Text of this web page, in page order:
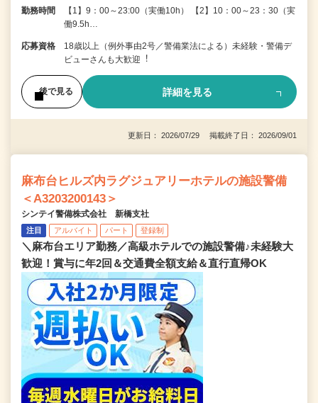
勤務時間
【1】9：00～23:00（実働10h） 【2】10：00～23：30（実
働9.5h…
応募資格
18歳以上（例外事由2号／警備業法による）未経験・警備デ
ビューさんも⼤歓迎︕
後で見る 詳細を見る
更新日： 2026/07/29 掲載終了日： 2026/09/01
麻布台ヒルズ内ラグジュアリーホテルの施設警備
＜A3203200143＞
シンテイ警備株式会社 新橋支社
注目 アルバイト パート 登録制
＼麻布台エリア勤務／高級ホテルでの施設警備♪未経験大
歓迎！賞与に年2回＆交通費全額支給＆直行直帰OK